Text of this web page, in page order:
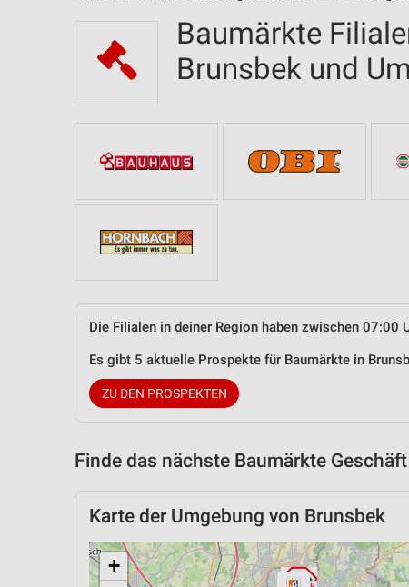
Baumärkte
Brunsbek und
Die Filialen in deiner Region haben zwischen 07:00
Es gibt 5 aktuelle Prospekte für Baumärkte in
ZU DEN PROSPEKTEN
Finde das nächste Baumärkte
Karte der Umgebung von Brunsbek
+